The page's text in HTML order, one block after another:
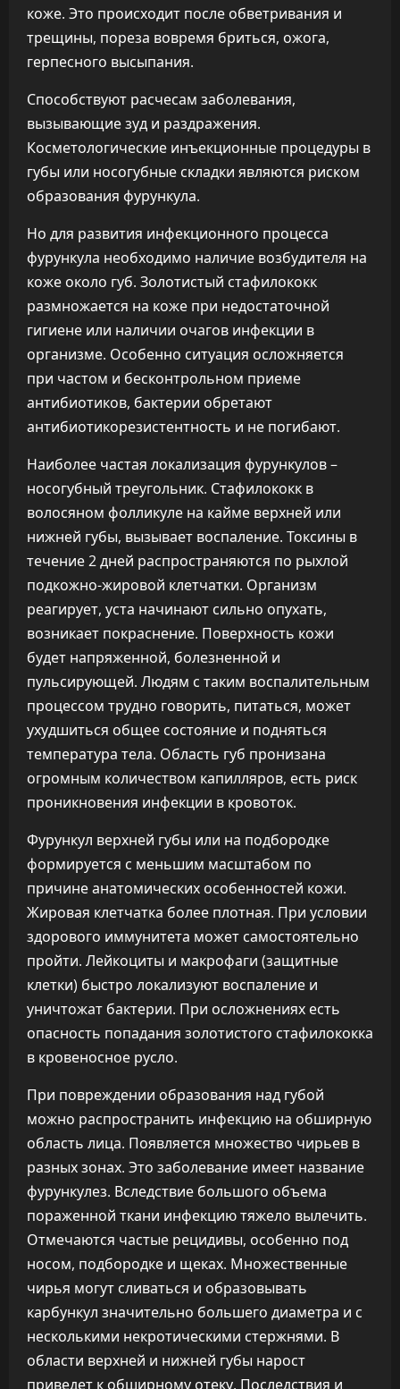
коже. Это происходит после обветривания и
трещины, пореза вовремя бриться, ожога,
герпесного высыпания.
Способствуют расчесам заболевания,
вызывающие зуд и раздражения.
Косметологические инъекционные процедуры в
губы или носогубные складки являются риском
образования фурункула.
Но для развития инфекционного процесса
фурункула необходимо наличие возбудителя на
коже около губ. Золотистый стафилококк
размножается на коже при недостаточной
гигиене или наличии очагов инфекции в
организме. Особенно ситуация осложняется
при частом и бесконтрольном приеме
антибиотиков, бактерии обретают
антибиотикорезистентность и не погибают.
Наиболее частая локализация фурункулов –
носогубный треугольник. Стафилококк в
волосяном фолликуле на кайме верхней или
нижней губы, вызывает воспаление. Токсины в
течение 2 дней распространяются по рыхлой
подкожно-жировой клетчатки. Организм
реагирует, уста начинают сильно опухать,
возникает покраснение. Поверхность кожи
будет напряженной, болезненной и
пульсирующей. Людям с таким воспалительным
процессом трудно говорить, питаться, может
ухудшиться общее состояние и подняться
температура тела. Область губ пронизана
огромным количеством капилляров, есть риск
проникновения инфекции в кровоток.
Фурункул верхней губы или на подбородке
формируется с меньшим масштабом по
причине анатомических особенностей кожи.
Жировая клетчатка более плотная. При условии
здорового иммунитета может самостоятельно
пройти. Лейкоциты и макрофаги (защитные
клетки) быстро локализуют воспаление и
уничтожат бактерии. При осложнениях есть
опасность попадания золотистого стафилококка
в кровеносное русло.
При повреждении образования над губой
можно распространить инфекцию на обширную
область лица. Появляется множество чирьев в
разных зонах. Это заболевание имеет название
фурункулез. Вследствие большого объема
пораженной ткани инфекцию тяжело вылечить.
Отмечаются частые рецидивы, особенно под
носом, подбородке и щеках. Множественные
чирья могут сливаться и образовывать
карбункул значительно большего диаметра и с
несколькими некротическими стержнями. В
области верхней и нижней губы нарост
приведет к обширному отеку. Последствия и